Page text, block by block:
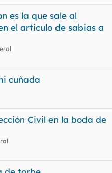
a
es la que sale al
el articulo de sabias a
cuñada
Civil en la boda de